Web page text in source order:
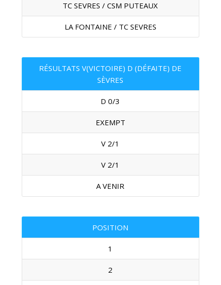
TC SEVRES / CSM PUTEAUX
LA FONTAINE / TC SEVRES
RÉSULTATS V(VICTOIRE) D (DÉFAITE) DE
SÈVRES
D 0/3
EXEMPT
V 2/1
V 2/1
A VENIR
POSITION
1
2